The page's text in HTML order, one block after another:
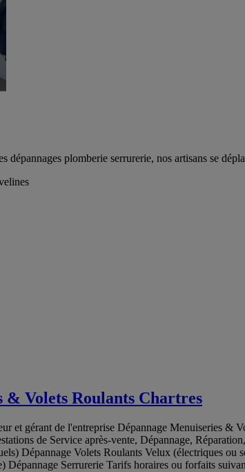
dépannages plomberie serrurerie, nos artisans se
& Volets Roulants Chartres
et gérant de l'entreprise Dépannage Menuiseries &
de Service après-vente, Dépannage,
Dépannage Volets Roulants Velux (électriques
Dépannage Serrurerie Tarifs horaires ou forfaits